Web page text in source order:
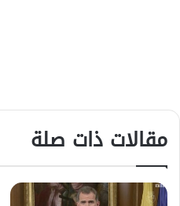
مقالات ذات صلة